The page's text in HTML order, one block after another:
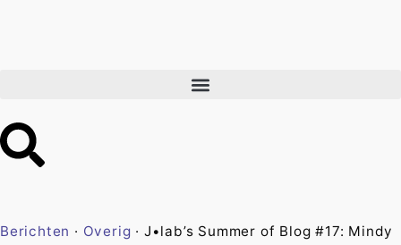
Berichten · Overig · J•lab’s Summer of Blog #17: Mindy